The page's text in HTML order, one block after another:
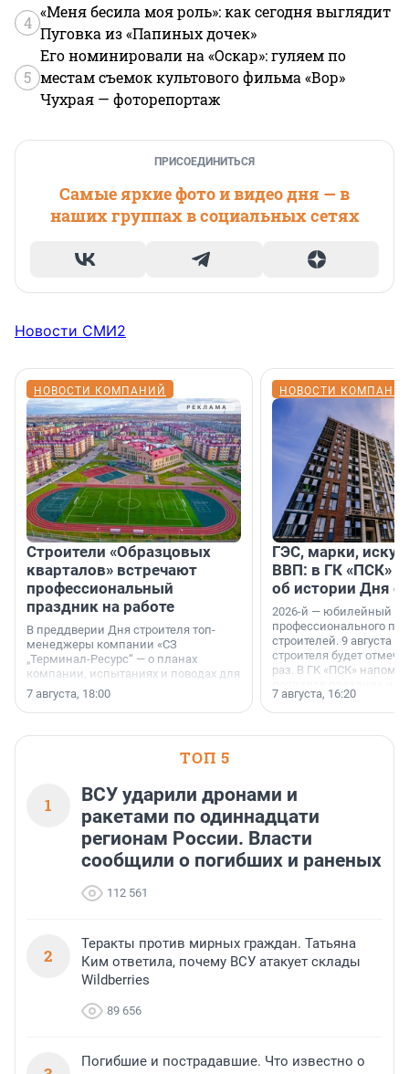
4
«Меня бесила моя роль»: как сегодня выглядит
Пуговка из «Папиных дочек»
5
Его номинировали на «Оскар»: гуляем по
местам съемок культового фильма «Вор»
Чухрая — фоторепортаж
ПРИСОЕДИНИТЬСЯ
Самые яркие фото и видео дня — в
наших группах в социальных сетях
Новости СМИ2
НОВОСТИ КОМПАНИЙ
Строители «Образцовых
кварталов» встречают
профессиональный
праздник на работе
В преддверии Дня строителя топ-
менеджеры компании «СЗ
„Терминал-Ресурс“ — о планах
компании, испытаниях и поводах для
осторожного оптимизма.
7 августа, 18:00
НОВОСТИ
ГЭС, марки,
ВВП: в ГК «ПСК»
об истории Дня
2026-й — юбилейный
профессионального
строителей. 9 августа
строителя будет
раз. В ГК «ПСК»
поменялась роль
7 августа, 16:20
ТОП 5
1
ВСУ ударили дронами и
ракетами по одиннадцати
регионам России. Власти
сообщили о погибших и раненых
112 561
2
Теракты против мирных граждан. Татьяна
Ким ответила, почему ВСУ атакует склады
Wildberries
89 656
Погибшие и пострадавшие. Что известно о